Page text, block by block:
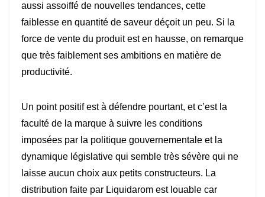
aussi assoiffé de nouvelles tendances, cette
faiblesse en quantité de saveur déçoit un peu. Si la
force de vente du produit est en hausse, on remarque
que très faiblement ses ambitions en matière de
productivité.
Un point positif est à défendre pourtant, et c’est la
faculté de la marque à suivre les conditions
imposées par la politique gouvernementale et la
dynamique législative qui semble très sévère qui ne
laisse aucun choix aux petits constructeurs. La
distribution faite par Liquidarom est louable car